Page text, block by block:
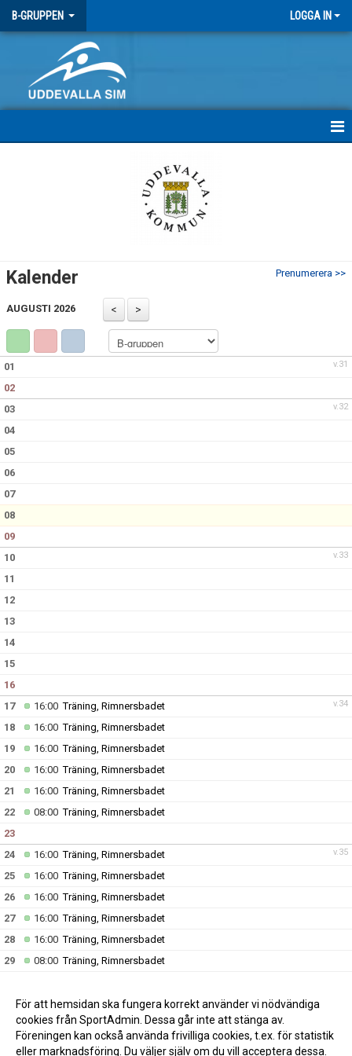
B-GRUPPEN LOGGA IN
Prenumerera >>
Kalender
AUGUSTI 2026
v.31
01
02
v.32
03
04
05
06
07
08
09
v.33
10
11
12
13
14
15
16
v.34
17 16:00Träning, Rimnersbadet
18
16:00Träning, Rimnersbadet
19
16:00Träning, Rimnersbadet
20
16:00Träning, Rimnersbadet
21
16:00Träning, Rimnersbadet
22
08:00Träning, Rimnersbadet
23
v.35
24 16:00Träning, Rimnersbadet
25
16:00Träning, Rimnersbadet
26
16:00Träning, Rimnersbadet
27
16:00Träning, Rimnersbadet
28
16:00Träning, Rimnersbadet
29
08:00Träning, Rimnersbadet
16:00Träning, Rimnersbadet (..)
För att hemsidan ska fungera korrekt använder vi nödvändiga
cookies från SportAdmin. Dessa går inte att stänga av.
Föreningen kan också använda frivilliga cookies, t.ex. för statistik
eller marknadsföring. Du väljer själv om du vill acceptera dessa.